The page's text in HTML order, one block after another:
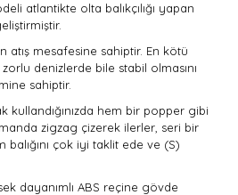
atlantikte olta balıkçılığı yapan
atış mesafesine sahiptir. En kötü
denizlerde bile stabil olmasını
sahiptir.
kullandığınızda hem bir popper gibi
zigzag çizerek ilerler, seri bir
çok iyi taklit ede ve (S)
dayanımlı ABS reçine gövde